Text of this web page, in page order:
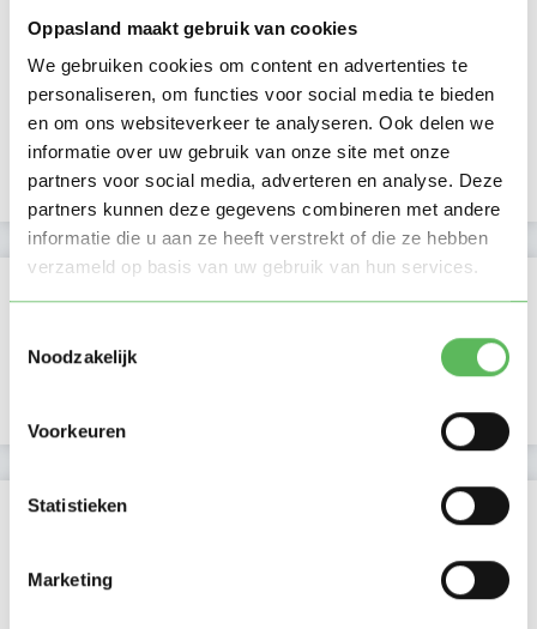
Oppasland maakt gebruik van cookies
We gebruiken cookies om content en advertenties te
personaliseren, om functies voor social media te bieden
en om ons websiteverkeer te analyseren. Ook delen we
informatie over uw gebruik van onze site met onze
partners voor social media, adverteren en analyse. Deze
partners kunnen deze gegevens combineren met andere
informatie die u aan ze heeft verstrekt of die ze hebben
verzameld op basis van uw gebruik van hun services.
Noodzakelijk
Voorkeuren
Statistieken
Marketing
Laatste activiteit 06-06-2026
Lid sinds 02-02-2026
Profiel bijgewerkt 06-05-2026
Locatie oppasadres (Hilversum)